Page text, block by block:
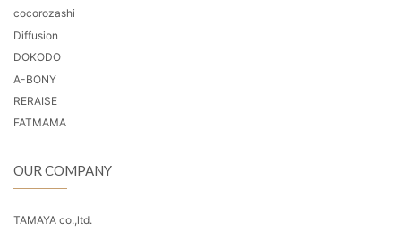
cocorozashi
Diffusion
DOKODO
A-BONY
RERAISE
FATMAMA
OUR COMPANY
TAMAYA co.,ltd.